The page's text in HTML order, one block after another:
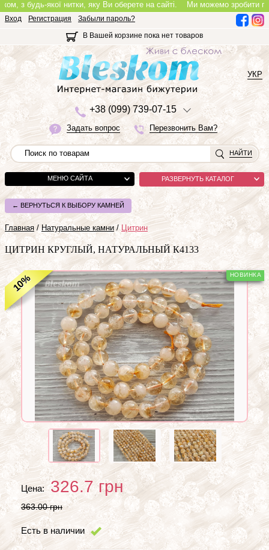
будь-якої нитки, яку Ви оберете на сайті.Ми можемо зробити
Вход Регистрация
Забыли пароль?
В Вашей корзине пока нет товаров
+38 (099) 739-07-15
Задать вопрос Перезвонить Вам?
УКР
НАЙТИ
МЕНЮ САЙТА РАЗВЕРНУТЬ КАТАЛОГ
← ВЕРНУТЬСЯ К ВЫБОРУ КАМНЕЙ
Главная / Натуральные камни / Цитрин
ЦИТРИН КРУГЛЫЙ, НАТУРАЛЬНЫЙ К4133
10%
Цена: 326.7грн
363.00 грн
Есть в наличии